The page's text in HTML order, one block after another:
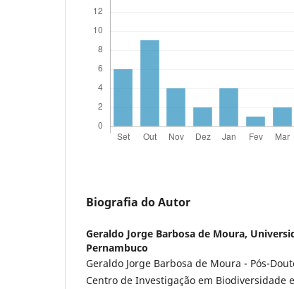
Biografia do Autor
Geraldo Jorge Barbosa de Moura,
Pernambuco
Geraldo Jorge Barbosa de Moura - Pós-
Centro de Investigação em Biodiversidade